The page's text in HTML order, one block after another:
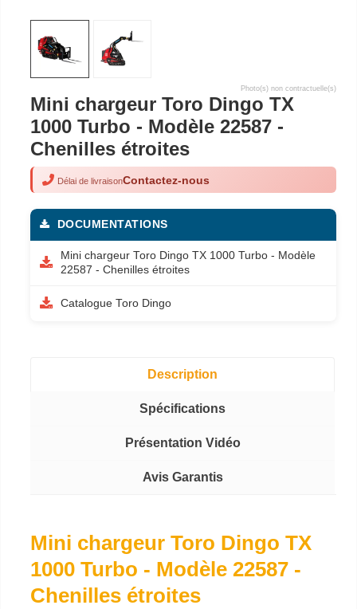
Photo(s) non contractuelle(s)
Mini chargeur Toro Dingo TX
1000 Turbo - Modèle 22587 -
Chenilles étroites
Délai de livraisonContactez-nous
DOCUMENTATIONS
Mini chargeur Toro Dingo TX 1000 Turbo - Modèle
22587 - Chenilles étroites
Catalogue Toro Dingo
Description
Spécifications
Présentation Vidéo
Avis Garantis
Mini chargeur Toro Dingo TX
1000 Turbo - Modèle 22587 -
Chenilles étroites